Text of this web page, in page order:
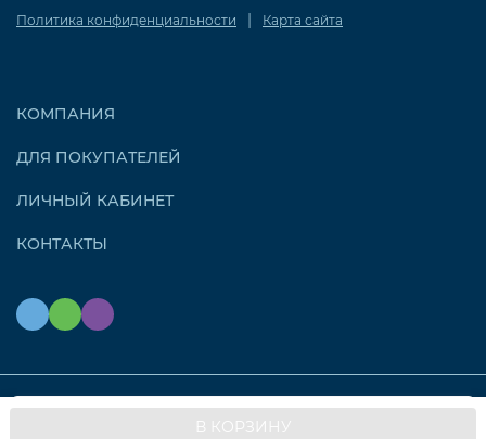
В КОРЗИНУ
Политика конфиденциальности | Карта сайта
КОМПАНИЯ
ДЛЯ ПОКУПАТЕЛЕЙ
ЛИЧНЫЙ КАБИНЕТ
КОНТАКТЫ